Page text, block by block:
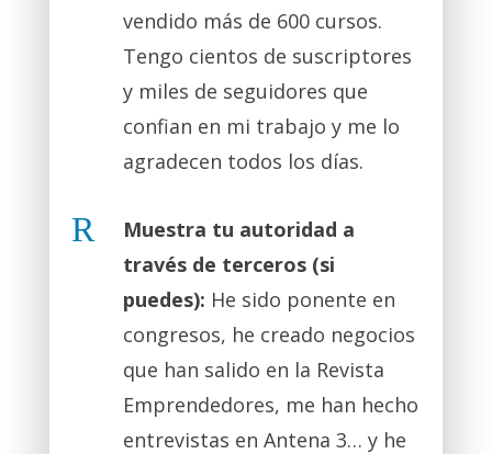
vendido más de 600 cursos.
Tengo cientos de suscriptores
y miles de seguidores que
confian en mi trabajo y me lo
agradecen todos los días.
R
Muestra tu autoridad a
través de terceros (si
puedes): He sido ponente en
congresos, he creado negocios
que han salido en la Revista
Emprendedores, me han hecho
entrevistas en Antena 3… y he